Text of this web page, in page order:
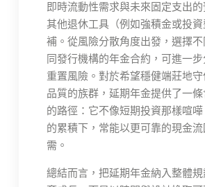
即時流動性需求與未來固定支出
其他退休工具（例如強積金或投
補。從風險分散角度出發，選擇
同發行機構的年金合約，可進一
重置風險。對於希望穩健端莊地
品質的族群，延期年金提供了一
的路徑：它不像短期投資那樣喧
的累積下，常能以更可靠的現金
需。
總結而言，把延期年金納入整體